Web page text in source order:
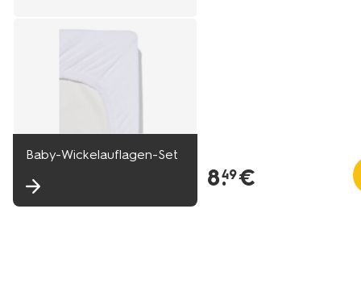
Baby-Wickelauflagen-Set
8.
49€